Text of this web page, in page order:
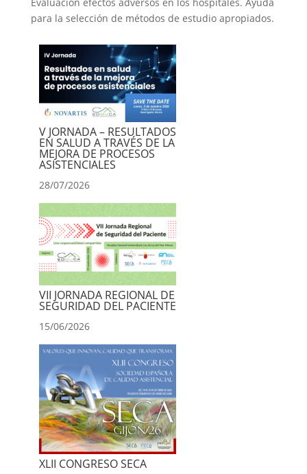
para la selección de métodos de estudio apropiados.
V JORNADA – RESULTADOS
EN SALUD A TRAVÉS DE LA
MEJORA DE PROCESOS
ASISTENCIALES
28/07/2026
VII JORNADA REGIONAL DE
SEGURIDAD DEL PACIENTE
15/06/2026
XLII CONGRESO SECA